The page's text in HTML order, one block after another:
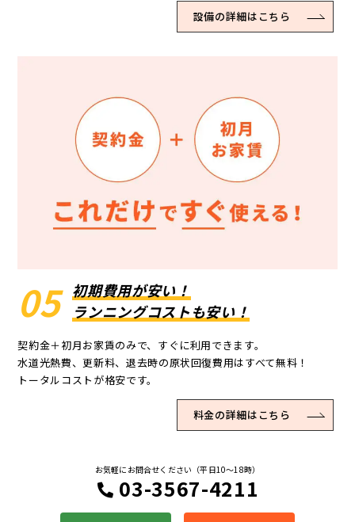
設備の詳細はこちら
05 初期費用が安い！
ランニングコストも安い！
契約金＋初月お家賃のみで、すぐに利用できます。
水道光熱費、更新料、退去時の原状回復費用はすべて無料！
トータルコストが格安です。
料金の詳細はこちら
お気軽にお問合せください（平日10〜18時）
03-3567-4211